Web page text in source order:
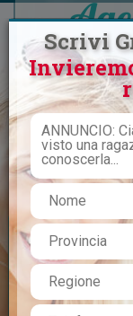
Inizia
Scrivi